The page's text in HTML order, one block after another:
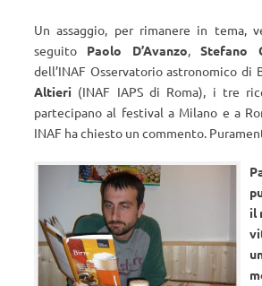
Un assaggio, per rimanere in tema,
seguito Paolo D’Avanzo,Stefano
dell’INAF Osservatorio astronomico di
Altieri (INAF IAPS di Roma), i tre
partecipano al festival a Milano e a
INAF ha chiesto un commento.
il